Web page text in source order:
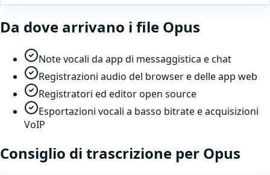
Da dove arrivano i file Opus
Note vocali da app di messaggistica e chat
Registrazioni audio del browser e delle app web
Registratori ed editor open source
Esportazioni vocali a basso bitrate e acquisizioni
VoIP
Consiglio di trascrizione per Opus